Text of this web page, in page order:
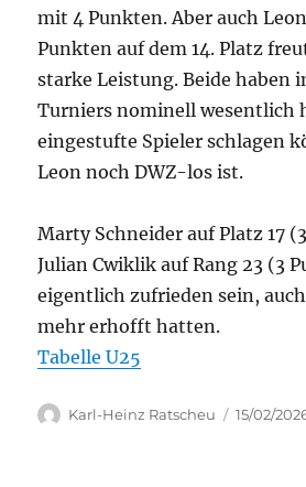
mit 4 Punkten. Aber auch
Punkten auf dem 14. Platz
starke Leistung. Beide haben
Turniers nominell wesentlich
eingestufte Spieler schlagen
Leon noch DWZ-los ist.
Marty Schneider auf Platz 17
Julian Cwiklik auf Rang 23 (3
eigentlich zufrieden sein,
mehr erhofft hatten.
Tabelle U25
Autor
Karl-Heinz Ratscheu 15/02/